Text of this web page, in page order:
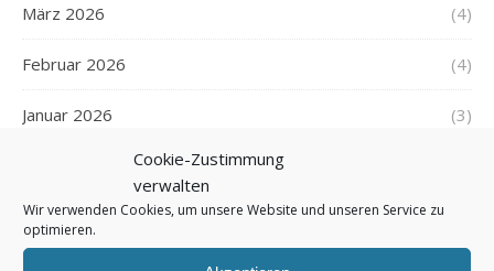
Cookie-Zustimmung
verwalten
Wir verwenden Cookies, um unsere Website und unseren Service zu
optimieren.
März 2026 (4)
Februar 2026 (4)
Januar 2026 (3)
Dezember 2025
November 2025